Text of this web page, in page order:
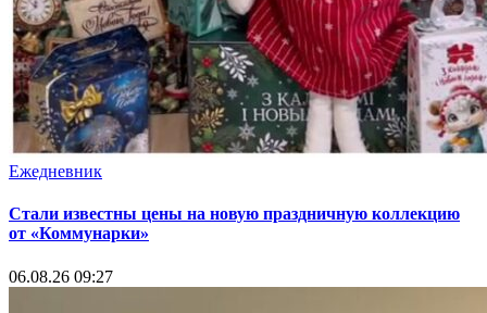
Ежедневник
Стали известны цены на новую праздничную коллекцию
от «Коммунарки»
06.08.26 09:27